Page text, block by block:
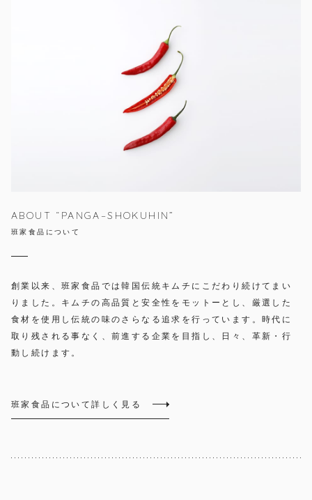
ABOUT “PANGA–SHOKUHIN”
班家食品について
創業以来、班家食品では韓国伝統キムチにこだわり続けてまい
りました。キムチの高品質と安全性をモットーとし、厳選した
食材を使用し伝統の味のさらなる追求を行っています。時代に
取り残される事なく、前進する企業を目指し、日々、革新・行
動し続けます。
班家食品について詳しく見る